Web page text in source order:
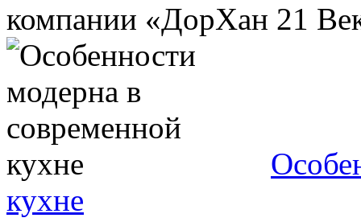
компании «ДорХан 21
кухне